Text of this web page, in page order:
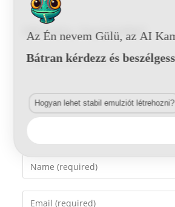
Vélemény, hozzászólás?
Comment
Enter
your
name
Enter
Az Én nevem Gülü, az AI
Bátran kérdezz és
Hogyan lehet stabil emulziót létrehozni?